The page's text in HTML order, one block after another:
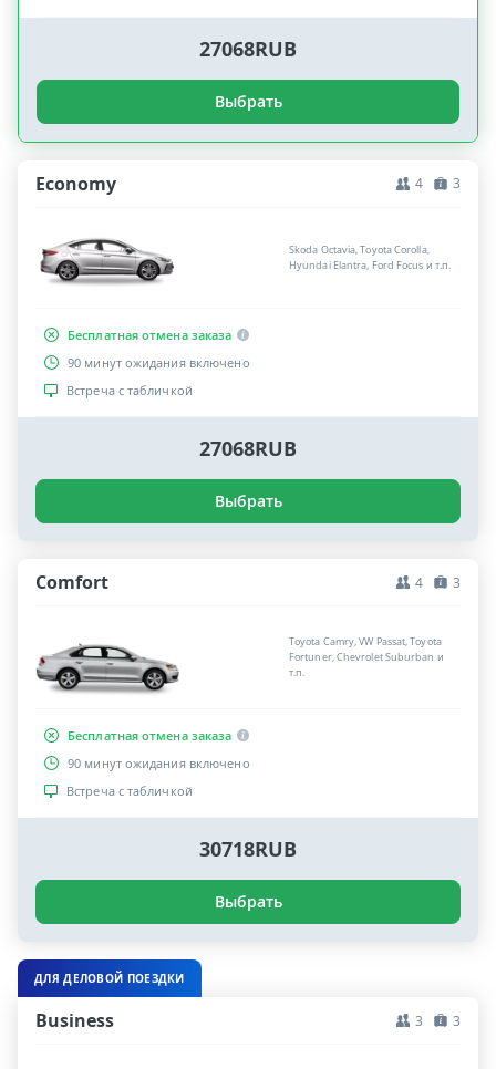
27068RUB
Выбрать
Economy 4 3
Skoda Octavia, Toyota Corolla,
Hyundai Elantra, Ford Focus и т.п.
Бесплатная отмена заказа
90 минут ожидания включено
Встреча с табличкой
27068RUB
Выбрать
Comfort 4 3
Toyota Camry, VW Passat, Toyota
Fortuner, Chevrolet Suburban и
т.п.
Бесплатная отмена заказа
90 минут ожидания включено
Встреча с табличкой
30718RUB
Выбрать
ДЛЯ ДЕЛОВОЙ ПОЕЗДКИ
Business 3 3